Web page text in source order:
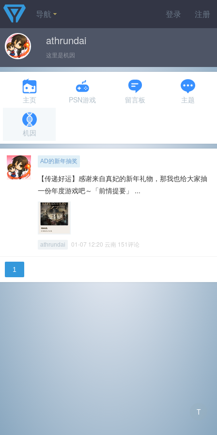
登录 注册
导航
athrundai
这里是机因
主页 PSN游戏 留言板 主题
机因
AD的新年抽奖
【传递好运】感谢来自真妃的新年礼物，那我也给大家抽
一份年度游戏吧～「前情提要」 ...
athrundai 01-07 12:20 云南 151评论
1
T